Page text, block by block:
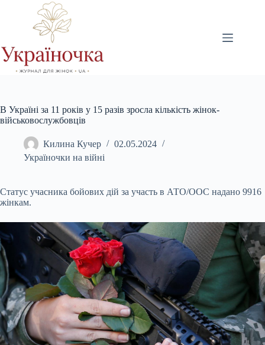
В Україні за 11 років у 15 разів зросла кількість жінок-
військовослужбовців
Килина Кучер
02.05.2024
Україночки на війні
Статус учасника бойових дій за участь в АТО/ООС надано 9916
жінкам.